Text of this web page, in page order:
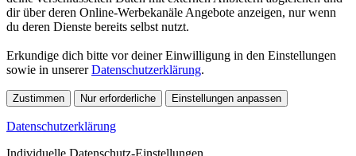
dir über deren Online-Werbekanäle Angebote anzeigen, nur wenn
du deren Dienste bereits selbst nutzt.
Erkundige dich bitte vor deiner Einwilligung in den Einstellungen
sowie in unsererDatenschutzerklärung.
Zustimmen Nur erforderliche Einstellungen anpassen
Datenschutzerklärung
Individuelle Datenschutz-Einstellungen